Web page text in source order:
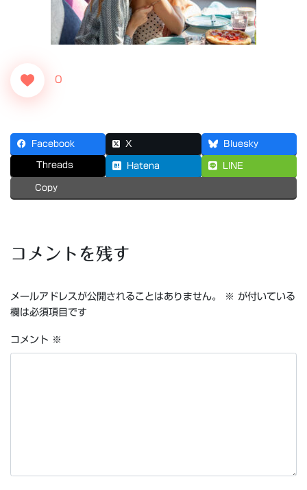
0
Facebook X Bluesky
Threads Hatena LINE
Copy
コメントを残す
メールアドレスが公開されることはありません。 ※ が付いている
欄は必須項目です
コメント ※